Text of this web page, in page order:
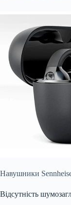
Навушники
Відсутність